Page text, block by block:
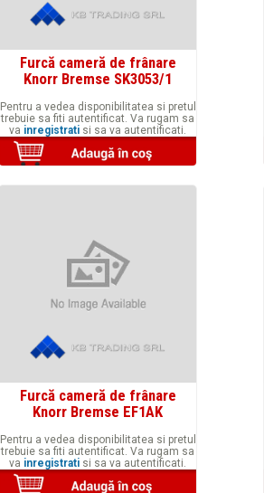
Furcă cameră de frânare
Knorr Bremse SK3053/1
Pentru a vedea disponibilitatea si pretul
trebuie sa fiti autentificat. Va rugam sa
va inregistrati si sa va autentificati.
Furcă cameră de frânare
Knorr Bremse EF1AK
Pentru a vedea disponibilitatea si pretul
trebuie sa fiti autentificat. Va rugam sa
va inregistrati si sa va autentificati.